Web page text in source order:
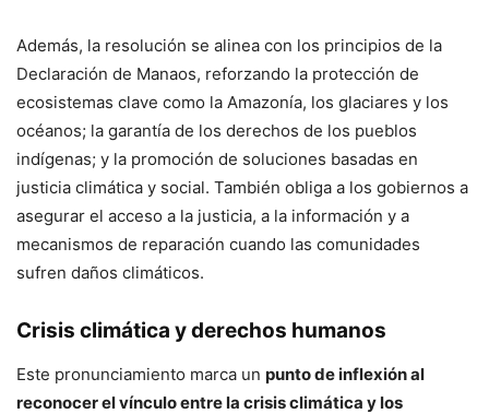
Además, la resolución se alinea con los principios de la
Declaración de Manaos, reforzando la protección de
ecosistemas clave como la Amazonía, los glaciares y los
océanos; la garantía de los derechos de los pueblos
indígenas; y la promoción de soluciones basadas en
justicia climática y social. También obliga a los gobiernos a
asegurar el acceso a la justicia, a la información y a
mecanismos de reparación cuando las comunidades
sufren daños climáticos.
Crisis climática y derechos humanos
Este pronunciamiento marca un punto de inflexión al
reconocer el vínculo entre la crisis climática y los